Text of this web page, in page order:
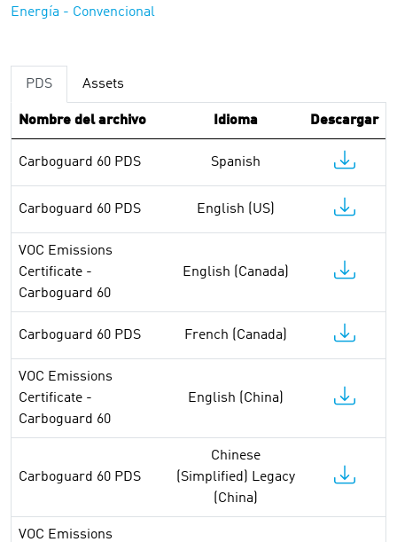
Energía - Convencional
PDS Assets
Nombre del archivo Idioma Descargar
Carboguard 60 PDS Spanish
Carboguard 60 PDS English (US)
VOC Emissions
Certificate -
Carboguard 60
English (Canada)
Carboguard 60 PDS French (Canada)
VOC Emissions
Certificate -
Carboguard 60
English (China)
Carboguard 60 PDS
Chinese
(Simplified) Legacy
(China)
VOC Emissions